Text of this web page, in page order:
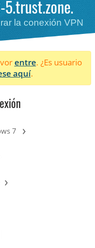
5.trust.zone.
la conexión VPN
entre. ¿Es usuario
aquí.
7 ›
›